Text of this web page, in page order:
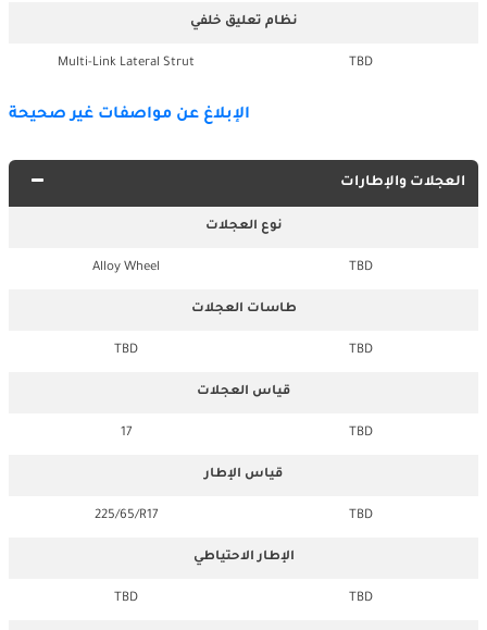
نظام تعليق خلفي
TBD
Multi-Link Lateral Strut
الإبلاغ عن مواصفات غير صحيحة
العجلات والإطارات
نوع العجلات
TBD
Alloy Wheel
طاسات العجلات
TBD
TBD
قياس العجلات
TBD
17
قياس الإطار
TBD
225/65/R17
الإطار الاحتياطي
TBD
TBD